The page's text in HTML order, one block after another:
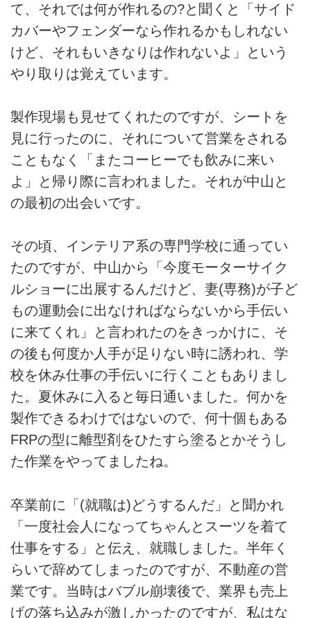
て、それでは何が作れるの?と聞くと「サイド
カバーやフェンダーなら作れるかもしれない
けど、それもいきなりは作れないよ」という
やり取りは覚えています。
製作現場も見せてくれたのですが、シートを
見に行ったのに、それについて営業をされる
こともなく「またコーヒーでも飲みに来い
よ」と帰り際に言われました。それが中山と
の最初の出会いです。
その頃、インテリア系の専門学校に通ってい
たのですが、中山から「今度モーターサイク
ルショーに出展するんだけど、妻(専務)が子ど
もの運動会に出なければならないから手伝い
に来てくれ」と言われたのをきっかけに、そ
の後も何度か人手が足りない時に誘われ、学
校を休み仕事の手伝いに行くこともありまし
た。夏休みに入ると毎日通いました。何かを
製作できるわけではないので、何十個もある
FRPの型に離型剤をひたすら塗るとかそうし
た作業をやってましたね。
卒業前に「(就職は)どうするんだ」と聞かれ
「一度社会人になってちゃんとスーツを着て
仕事をする」と伝え、就職しました。半年く
らいで辞めてしまったのですが、不動産の営
業です。当時はバブル崩壊後で、業界も売上
げの落ち込みが激しかったのですが、私はな